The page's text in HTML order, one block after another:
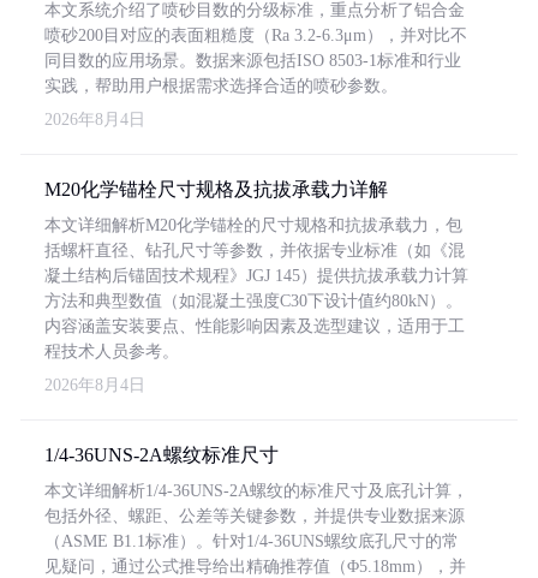
本文系统介绍了喷砂目数的分级标准，重点分析了铝合金
喷砂200目对应的表面粗糙度（Ra 3.2-6.3μm），并对比不
同目数的应用场景。数据来源包括ISO 8503-1标准和行业
实践，帮助用户根据需求选择合适的喷砂参数。
2026年8月4日
M20化学锚栓尺寸规格及抗拔承载力详解
本文详细解析M20化学锚栓的尺寸规格和抗拔承载力，包
括螺杆直径、钻孔尺寸等参数，并依据专业标准（如《混
凝土结构后锚固技术规程》JGJ 145）提供抗拔承载力计算
方法和典型数值（如混凝土强度C30下设计值约80kN）。
内容涵盖安装要点、性能影响因素及选型建议，适用于工
程技术人员参考。
2026年8月4日
1/4-36UNS-2A螺纹标准尺寸
本文详细解析1/4-36UNS-2A螺纹的标准尺寸及底孔计算，
包括外径、螺距、公差等关键参数，并提供专业数据来源
（ASME B1.1标准）。针对1/4-36UNS螺纹底孔尺寸的常
见疑问，通过公式推导给出精确推荐值（Φ5.18mm），并